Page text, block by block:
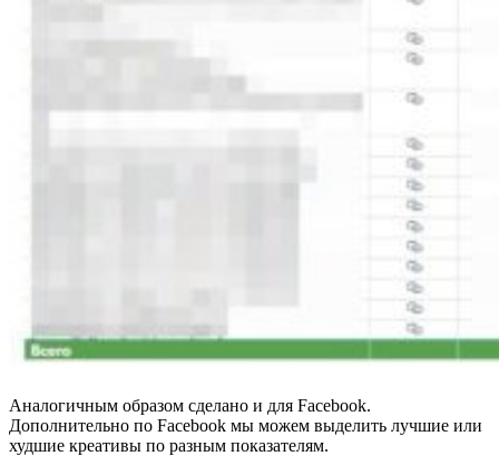
Аналогичным образом сделано и для Facebook.
Дополнительно по Facebook мы можем выделить лучшие или
худшие креативы по разным показателям.